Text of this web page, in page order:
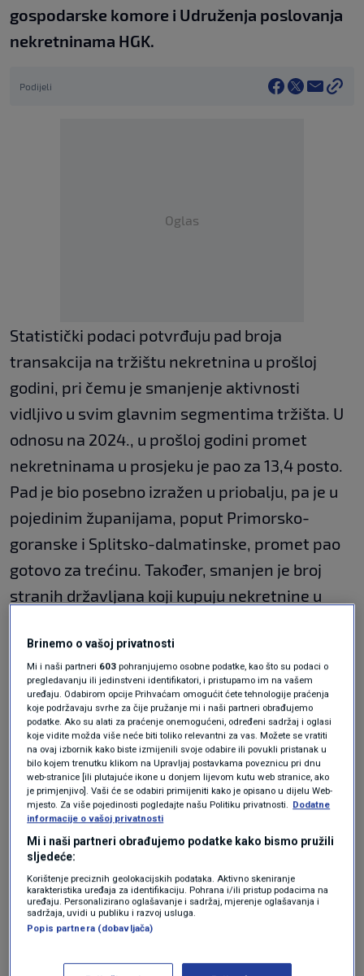
gospodarske komore i Udruženja poslovanja
nekretninama HGK.
Podijeli
Oglas
Statistički podaci potvrđuju pad broja
transakcija na tržištu nekretnina u prošloj
godini, pri čemu je smanjenje aktivnosti
vidljivo u svim glavnim segmentima tržišta. U
odnosu na 2024., u prošloj godini promet
nekretninama u prosjeku je pao za 13,4 posto.
Pad je bio posebno izražen u priobalju, pa je u
pojedinim županijama, poput Primorsko-
goranske i Splitsko-dalmatinske, promet pao
gotovo za trećinu. Također, smanjen je broj
stranih državljana koji kupuju nekretnine u
prenosi HGK.
Gledano u odnosu na ostvareni BDP,
kupoprodajne transakcije nekretnina činile su
8,3 posto BDP-a u 2025. godini, dok je taj udio
2024. godine iznosio 11 posto.
Za priuštive nekretnine javilo se
manje od tisuću najmoprimaca: Više
od polovice ih je iz Zagreba
(Ne)priuštivo stanovanje u Hrvatskoj:
"Prije 20 godina kupio sam stan, sad
mi za njega nude..."
VIJESTI
Brinemo o vašoj privatnosti
Mi i naši partneri 603 pohranjujemo osobne podatke, kao što su podaci o
pregledavanju ili jedinstveni identifikatori, i pristupamo im na vašem
uređaju. Odabirom opcije Prihvaćam omogućit ćete tehnologije praćenja
koje podržavaju svrhe za čije pružanje mi i naši partneri obrađujemo
podatke. Ako su alati za praćenje onemogućeni, određeni sadržaj i oglasi
koje vidite možda više neće biti toliko relevantni za vas. Možete se vratiti
na ovaj izbornik kako biste izmijenili svoje odabire ili povukli pristanak u
bilo kojem trenutku klikom na Upravljaj postavkama poveznicu pri dnu
web-stranice [ili plutajuće ikone u donjem lijevom kutu web stranice, ako
je primjenjivo]. Vaši će se odabiri primijeniti kako je opisano u dijelu Web-
mjesto. Za više pojedinosti pogledajte našu Politiku privatnosti. Dodatne
informacije o vašoj privatnosti
Mi i naši partneri obrađujemo podatke kako bismo pružili
sljedeće:
Korištenje preciznih geolokacijskih podataka. Aktivno skeniranje
karakteristika uređaja za identifikaciju. Pohrana i/ili pristup podacima na
uređaju. Personalizirano oglašavanje i sadržaj, mjerenje oglašavanja i
sadržaja, uvidi u publiku i razvoj usluga.
Popis partnera (dobavljača)